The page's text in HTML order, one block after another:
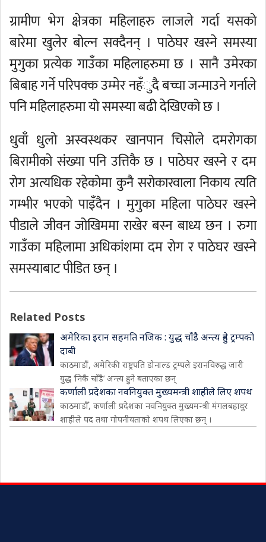
ग्रामीण भेग क्षेत्रका महिलाहरु लाजले गर्दा यसको
बारेमा खुलेर बोल्न सक्दैनन् । पाठेघर खस्ने समस्या
मुगुका प्रत्येक गाउँका महिलाहरुमा छ । सानै उमेरका
बिबाह गर्ने परिपक्क उम्मेर नहँुदै बच्चा जन्माउने गर्नाले
पनि महिलाहरुमा यो समस्या बढी देखिएको छ ।
धुवाँ धुलो अस्वस्थकर खानपान चिसोले दमरोगका
बिरामीको संख्या पनि उत्तिकै छ । पाठेघर खस्ने र दम
रोग अत्यधिक रहेकोमा कुनै सरोकारवाला निकाय त्यति
गम्भीर भएको पाइँदैन । मुगुका महिला पाठेघर खस्ने
पीडाले जीवन जोखिममा राखेर बस्न बाध्य छन । रुगा
गाउँका महिलामा अधिकांशमा दम रोग र पाठेघर खस्ने
समस्याबाट पीडित छन् ।
Related Posts
अमेरिका इरान सहमति नजिक : युद्ध चाँडै अन्त्य हुने ट्रम्पको
दाबी
काठमाडौं, अमेरिकी राष्ट्रपति डोनाल्ड ट्रम्पले इरानविरुद्ध जारी
युद्ध ‘निकै चाँडै’ अन्त्य हुने बताएका छन्
कर्णाली प्रदेशका नवनियुक्त मुख्यमन्त्री शाहीले लिए शपथ
काठमाडौँ, कर्णाली प्रदेशका नवनियुक्त मुख्यमन्त्री मंगलबहादुर
शाहीले पद तथा गोपनीयताको शपथ लिएका छन् ।